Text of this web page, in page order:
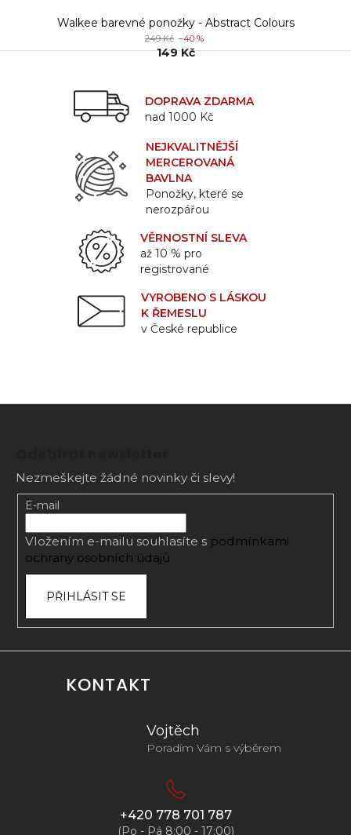
Walkee barevné ponožky - Abstract Colours
249 Kč –40 %
149 Kč
DOPRAVA ZDARMA
nad 1000 Kč
NEJKVALITNĚJŠÍ
MERCEROVANÁ
BAVLNA
Ponožky, které se
nerozpářou
VĚRNOSTNÍ SLEVA
až 10 % pro
registrované
VYROBENO S LÁSKOU
K ŘEMESLU
v České republice
Nezmeškejte žádné novinky či slevy!
E-mail
Vložením e-mailu souhlasíte s podmínkami
ochrany osobních údajů
PŘIHLÁSIT SE
KONTAKT
Vojtěch
Poradím Vám s výběrem
+420 778 701 787
(Po - Pá 8:00 - 17:00)